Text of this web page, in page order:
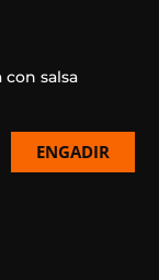
salsa
ENGADIR